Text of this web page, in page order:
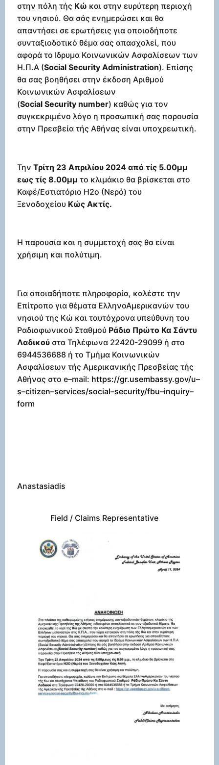
στην πόλη τής Κώ και στην ευρύτερη περιοχή
του νησιού. Θα σάς ενημερώσει και θα
απαντήσει σε ερωτήσεις για οποιοδήποτε
συνταξιοδοτικό θέμα σας απασχολεί, που
αφορά το Ιδρυμα Κοινωνικών Ασφαλίσεων των
Η.Π.Α (Social Security Administration). Επίσης
θα σας βοηθήσει στην έκδοση Αριθμού
Κοινωνικών Ασφαλίσεων
(Social Security number) καθώς για τον
συγκεκριμένο λόγο η προσωπική σας παρουσία
στην Πρεσβεία τής Αθήνας είναι υποχρεωτική.
Την Τρίτη 23 Απριλίου 2024 από τίς 5.00μμ
εως τίς 8.00μμ το κλιμάκιο θα βρίσκεται στο
Καφέ/Εστιατόριο Η2ο (Νερό) του
Ξενοδοχείου Κώς Ακτίς.
Η παρουσία και η συμμετοχή σας θα είναι
χρήσιμη και πολύτιμη.
Για οποιαδήποτε πληροφορία, καλέστε την
Επίτροπο για θέματα ΕλληνοΑμερικανών του
νησιού της Κώ και ταυτόχρονα υπεύθυνη του
Ραδιοφωνικού Σταθμού Ράδιο Πρώτο Κα Σάντυ
Λαδικού στα Τηλέφωνα 22420-29099 ή στο
6944536688 ή το Τμήμα Κοινωνικών
Ασφαλίσεων τής Αμερικανικής Πρεσβείας τής
Αθήνας στο e–mail: https://gr.usembassy.gov/u–
s–citizen–services/social–security/fbu–inquiry–
form
Anastasiadis
Field / Claims Representative